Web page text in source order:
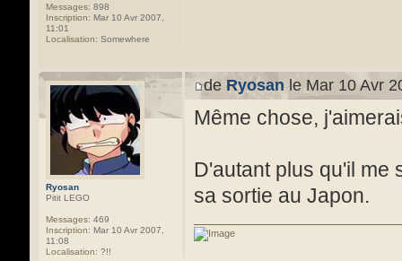
Messages: 898
Inscription: Mar 10 Avr 2007,
11:01
Localisation: Somewhere
Ryosan
Pitit LEGO
Messages: 469
Inscription: Mar 10 Avr 2007,
11:08
Localisation: ?!!
de Ryosan le Mar 10 Avr
Même chose,
D'autant plus qu'il me
sa sortie au Japon.